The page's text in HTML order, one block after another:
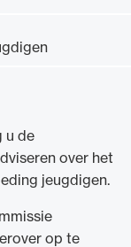
u de
over het
jeugdigen.
op te
tot